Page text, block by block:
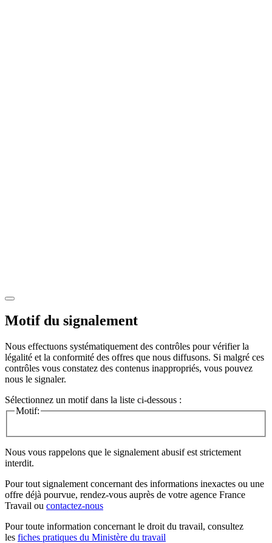
Motif du signalement
Nous effectuons systématiquement des contrôles pour vérifier la
légalité et la conformité des offres que nous diffusons. Si malgré ces
contrôles vous constatez des contenus inappropriés, vous pouvez
nous le signaler.
Sélectionnez un motif dans la liste ci-dessous :
Motif:
Nous vous rappelons que le signalement abusif est strictement
interdit.
Pour tout signalement concernant des informations inexactes ou une
offre déjà pourvue, rendez-vous auprès de votre agence France
Travail ou contactez-nous
Pour toute information concernant le droit du travail, consultez
les fiches pratiques du Ministère du travail